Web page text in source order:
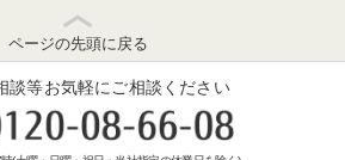
ページの先頭に戻る
談等お気軽にご相談ください